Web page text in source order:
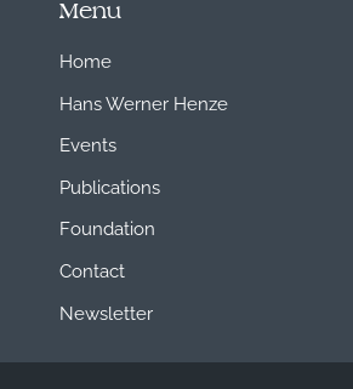
Menu
Home
Hans Werner Henze
Events
Publications
Foundation
Contact
Newsletter